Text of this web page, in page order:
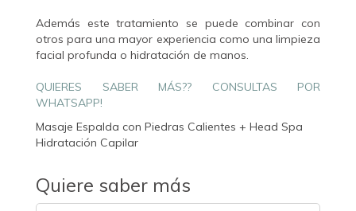
Además este tratamiento se puede combinar con
otros para una mayor experiencia como una limpieza
facial profunda o hidratación de manos.
QUIERES SABER MÁS?? CONSULTAS POR
WHATSAPP!
Masaje Espalda con Piedras Calientes + Head Spa
Hidratación Capilar
Quiere saber más